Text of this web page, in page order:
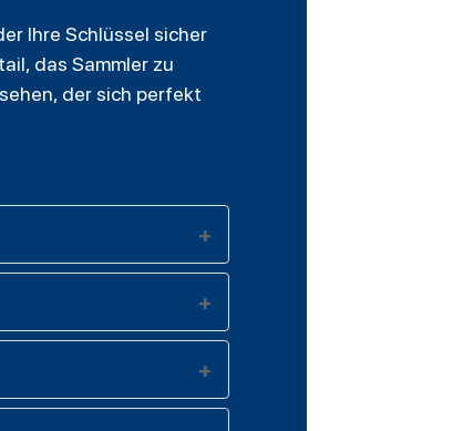
Ihre Schlüssel sicher
das Sammler zu
der sich perfekt